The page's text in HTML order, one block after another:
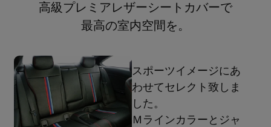
高級プレミアレザーシートカバーで
最高の室内空間を。
スポーツイメージにあ
わせてセレクト致しま
した。
Ｍラインカラーとジャ